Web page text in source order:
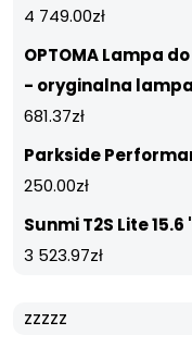
4 749.00zł
OPTOMA Lampa
- oryginalna
681.37zł
Parkside
250.00zł
Sunmi T2S Lite
3 523.97zł
zzzzz